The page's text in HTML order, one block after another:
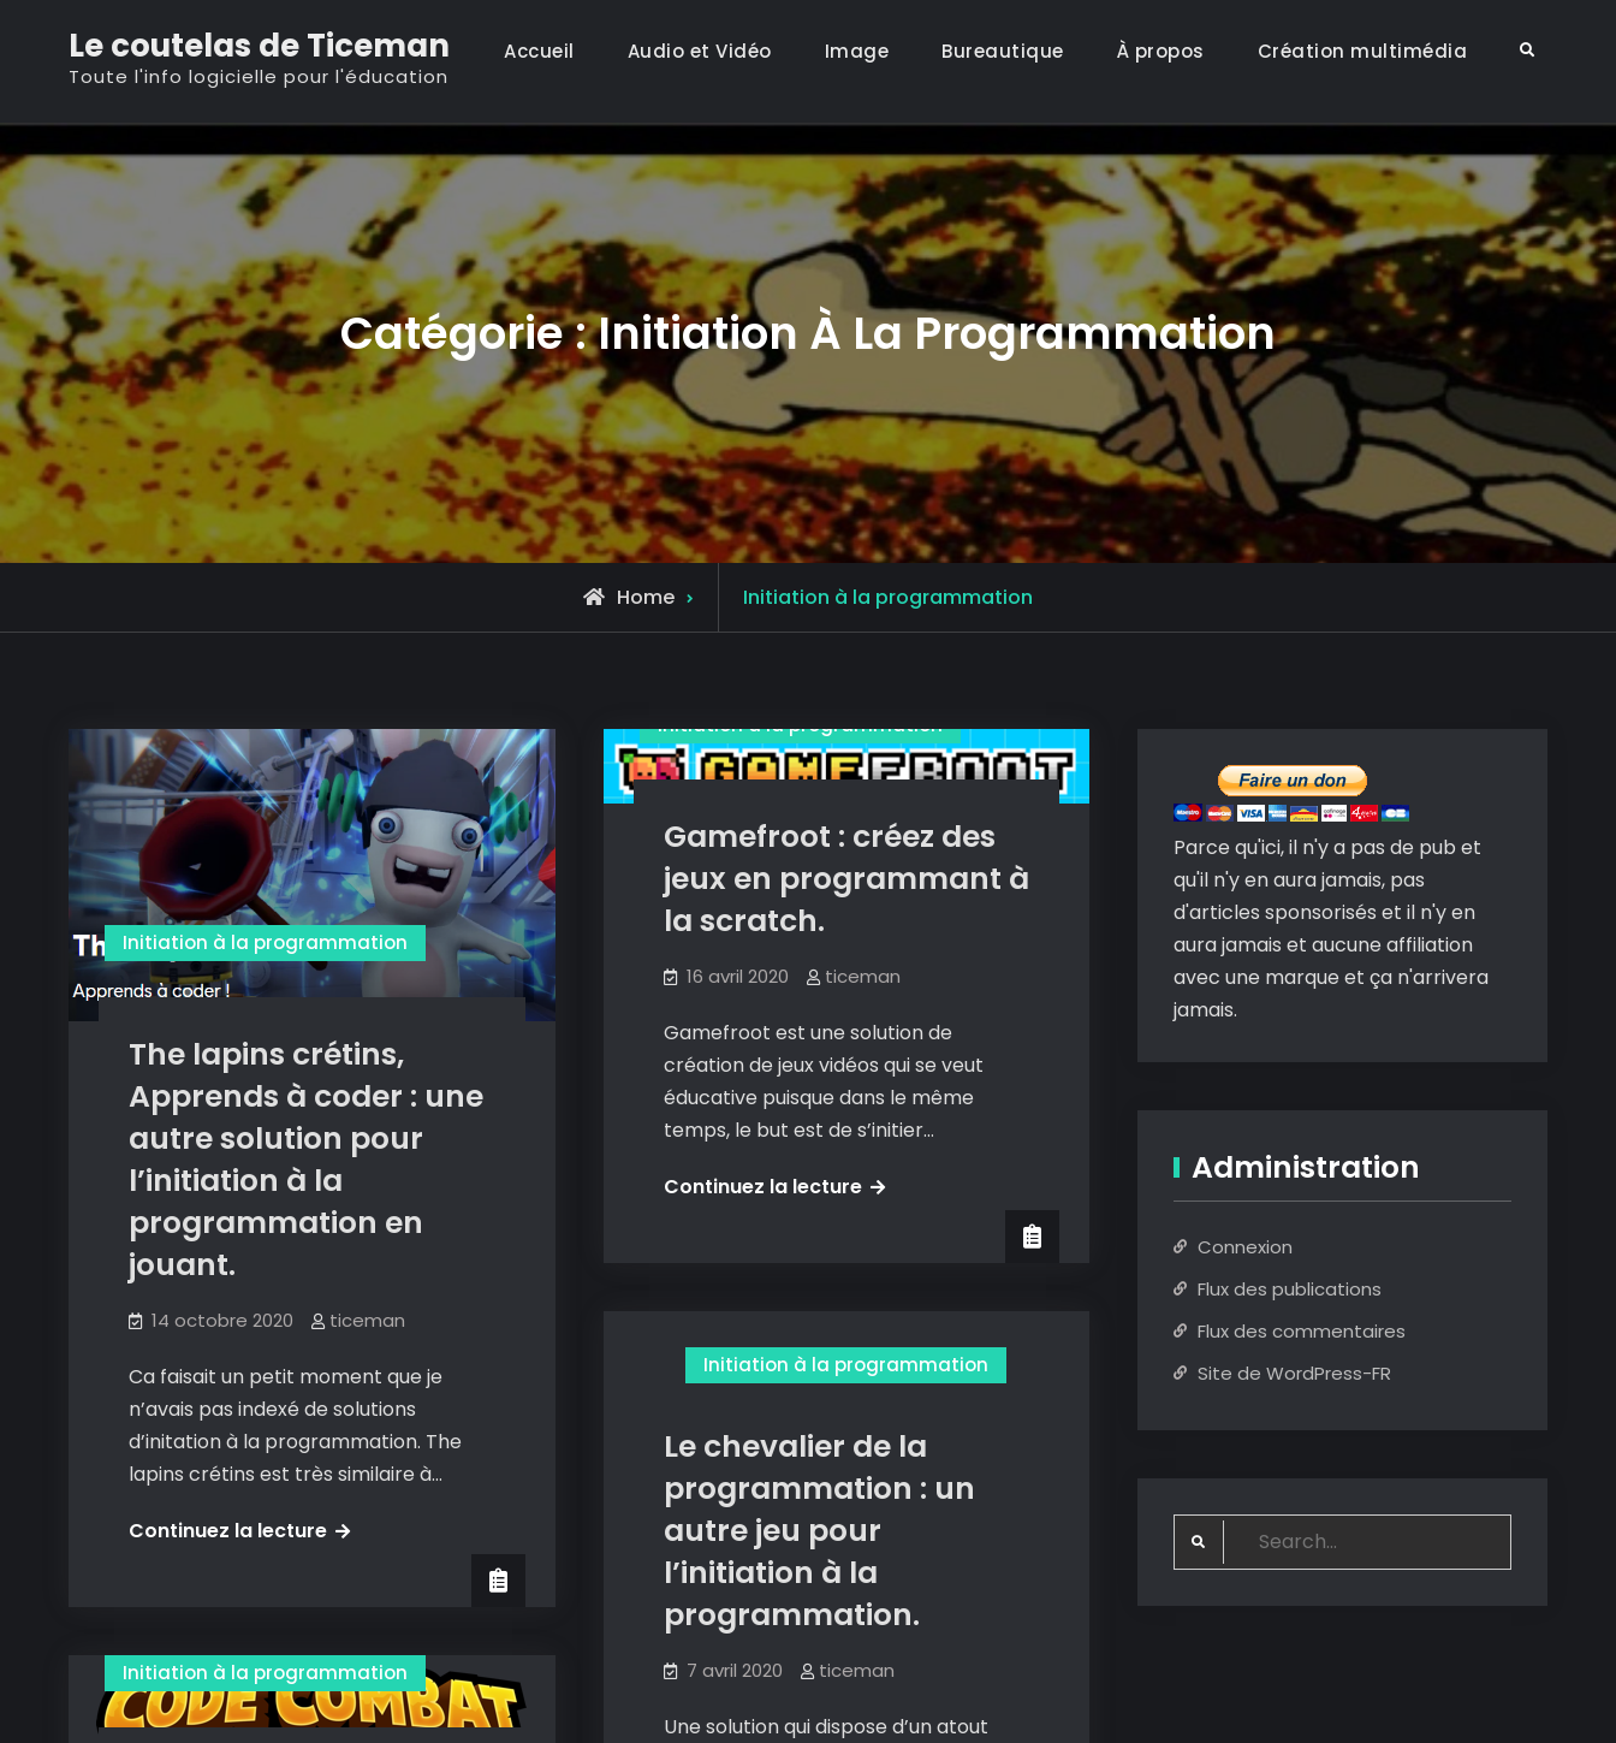
content
Le coutelas de Ticeman
Toute l'info logicielle pour l'éducation
Accueil Audio et Vidéo Image Bureautique À propos Création multimédia Search
Catégorie :Initiation À La Programmation
Home
Archive
for
Initiation à la programmation
Initiation à la programmation
The lapins crétins,
Apprends à coder : une
autre solution pour
l’initiation à la
programmation en
jouant.
14 octobre 2020 ticeman
Ca faisait un petit moment que je
n’avais pas indexé de solutions
d’initation à la programmation. The
lapins crétins est très similaire à…
Continuez la lectureThe
à
coder
:
Initiation à la programmation
Gamefroot : créez des
jeux en programmant à
la scratch.
16 avril 2020 ticeman
Gamefroot est une solution de
création de jeux vidéos qui se veut
éducative puisque dans le même
temps, le but est de s’initier…
Continuez la lectureGamefroot
en
programmant
la
scratch.
Initiation à la programmation
Le chevalier de la
programmation : un
autre jeu pour
l’initiation à la
programmation.
7 avril 2020 ticeman
Une solution qui dispose d’un atout
Initiation à la programmation
Parce qu'ici, il n'y a pas de pub et
qu'il n'y en aura jamais, pas
d'articles sponsorisés et il n'y en
aura jamais et aucune affiliation
avec une marque et ça n'arrivera
jamais.
Administration
Connexion
Flux des publications
Flux des commentaires
Site de WordPress-FR
Search
for: